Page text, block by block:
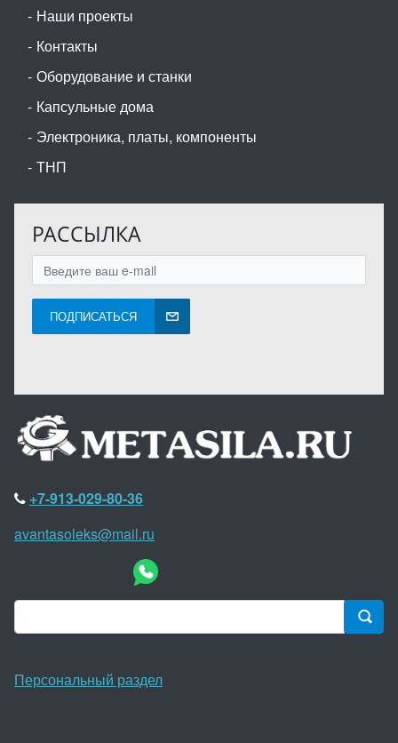
Наши проекты
Контакты
Оборудование и станки
Капсульные дома
Электроника, платы, компоненты
ТНП
РАССЫЛКА
ПОДПИСАТЬСЯ
+7-913-029-80-36
avantasoleks@mail.ru
Персональный раздел